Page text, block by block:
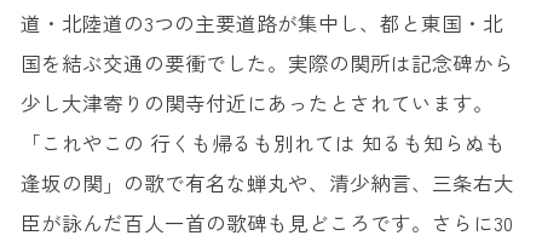
道・北陸道の3つの主要道路が集中し、都と東国・北
国を結ぶ交通の要衝でした。実際の関所は記念碑から
少し大津寄りの関寺付近にあったとされています。
「これやこの 行くも帰るも別れては 知るも知らぬも
逢坂の関」の歌で有名な蝉丸や、清少納言、三条右大
臣が詠んだ百人一首の歌碑も見どころです。さらに30